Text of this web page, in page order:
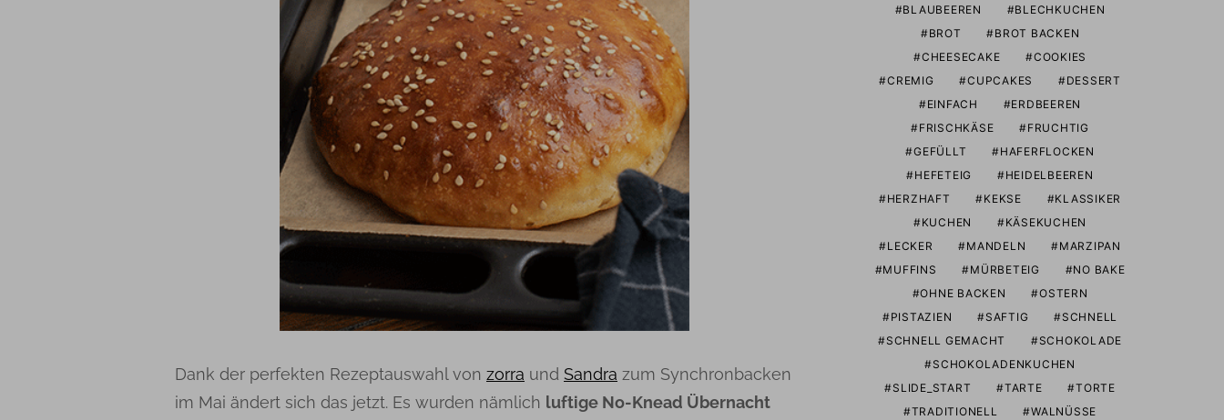
Dank der perfekten Rezeptauswahl von zorra und Sandra zum Synchronbacken
im Mai ändert sich das jetzt. Es wurden nämlich luftige No-Knead Übernacht
BLAUBEEREN
BLECHKUCHEN
BROT
BROT BACKEN
CHEESECAKE
COOKIES
CREMIG
CUPCAKES
DESSERT
EINFACH
ERDBEEREN
FRISCHKÄSE
FRUCHTIG
GEFÜLLT
HAFERFLOCKEN
HEFETEIG
HEIDELBEEREN
HERZHAFT
KEKSE
KLASSIKER
KUCHEN
KÄSEKUCHEN
LECKER
MANDELN
MARZIPAN
MUFFINS
MÜRBETEIG
NO BAKE
OHNE BACKEN
OSTERN
PISTAZIEN
SAFTIG
SCHNELL
SCHNELL GEMACHT
SCHOKOLADE
SCHOKOLADENKUCHEN
SLIDE_START
TARTE
TORTE
TRADITIONELL
WALNÜSSE